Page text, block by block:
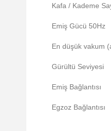
Kafa / Kademe
Emiş Gücü 50Hz
En düşük vakum
Gürültü Seviyesi
Emiş Bağlantısı
Egzoz Bağlantısı